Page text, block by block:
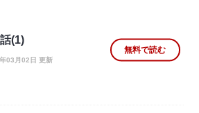
(1)
03月02日 更新
無料で読む